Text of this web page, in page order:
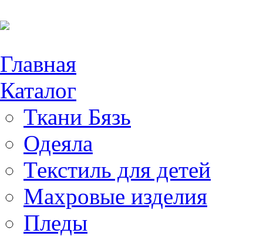
Главная
Каталог
Ткани Бязь
Одеяла
Текстиль для детей
Махровые изделия
Пледы